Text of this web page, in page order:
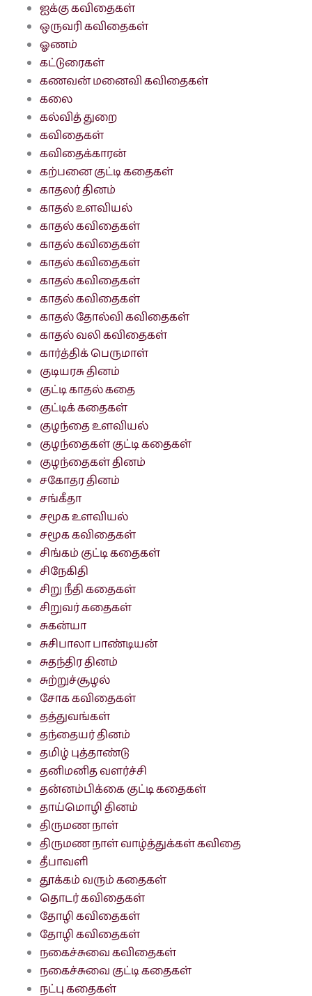
ஐக்கு கவிதைகள்
ஒருவரி கவிதைகள்
ஓணம்
கட்டுரைகள்
கணவன் மனைவி கவிதைகள்
கலை
கல்வித் துறை
கவிதைகள்
கவிதைக்காரன்
கற்பனை குட்டி கதைகள்
காதலர் தினம்
காதல் உளவியல்
காதல் கவிதைகள்
காதல் கவிதைகள்
காதல் கவிதைகள்
காதல் கவிதைகள்
காதல் கவிதைகள்
காதல் தோல்வி கவிதைகள்
காதல் வலி கவிதைகள்
கார்த்திக் பெருமாள்
குடியரசு தினம்
குட்டி காதல் கதை
குட்டிக் கதைகள்
குழந்தை உளவியல்
குழந்தைகள் குட்டி கதைகள்
குழந்தைகள் தினம்
சகோதர தினம்
சங்கீதா
சமூக உளவியல்
சமூக கவிதைகள்
சிங்கம் குட்டி கதைகள்
சிநேகிதி
சிறு நீதி கதைகள்
சிறுவர் கதைகள்
சுகன்யா
சுசிபாலா பாண்டியன்
சுதந்திர தினம்
சுற்றுச்சூழல்
சோக கவிதைகள்
தத்துவங்கள்
தந்தையர் தினம்
தமிழ் புத்தாண்டு
தனிமனித வளர்ச்சி
தன்னம்பிக்கை குட்டி கதைகள்
தாய்மொழி தினம்
திருமண நாள்
திருமண நாள் வாழ்த்துக்கள் கவிதை
தீபாவளி
தூக்கம் வரும் கதைகள்
தொடர் கவிதைகள்
தோழி கவிதைகள்
தோழி கவிதைகள்
நகைச்சுவை கவிதைகள்
நகைச்சுவை குட்டி கதைகள்
நட்பு கதைகள்